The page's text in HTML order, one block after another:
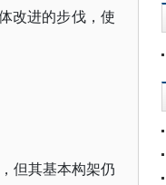
改进的步伐，使
但其基本构架仍